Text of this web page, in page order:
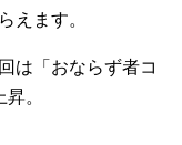
えます。
は「おならず者コ
。